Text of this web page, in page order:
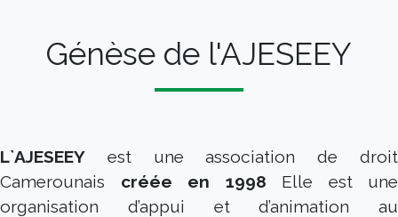
Génèse de l'AJESEEY
L`AJESEEY est une association de droit
Camerounais créée en 1998 Elle est une
organisation d’appui et d’animation au